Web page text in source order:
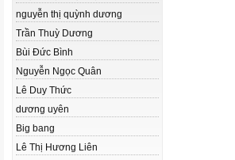
nguyễn thị quỳnh dương
Trần Thuỳ Dương
Bùi Đức Bình
Nguyễn Ngọc Quân
Lê Duy Thức
dương uyên
Big bang
Lê Thị Hương Liên